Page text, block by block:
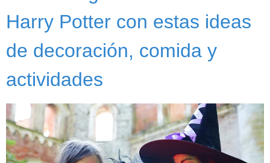
Harry Potter con estas ideas
de decoración, comida y
actividades